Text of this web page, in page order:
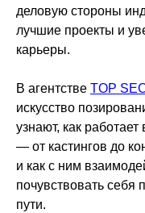
деловую стороны
лучшие проекты и
карьеры.
В агентстве TOP
искусство
узнают, как
— от кастингов до
и как с ним
почувствовать себя
пути.